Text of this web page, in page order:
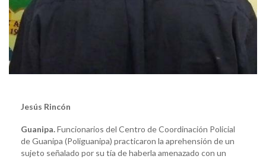
Jesús Rincón
Guanipa.Funcionarios del Centro de Coordinación Policial
de Guanipa (Poliguanipa) practicaron la aprehensión de un
sujeto señalado por su tía de haberla amenazado con un